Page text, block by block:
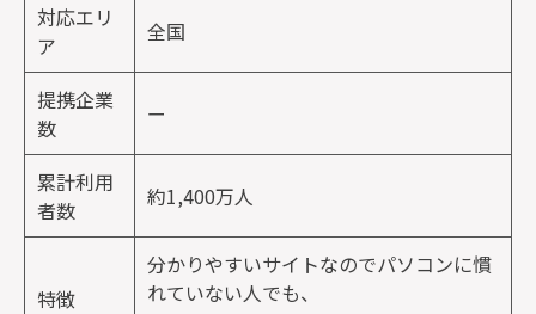
対応エリ
ア
全国
提携企業
数
ー
累計利用
者数
約1,400万人
特徴
分かりやすいサイトなのでパソコンに慣
れていない人でも、